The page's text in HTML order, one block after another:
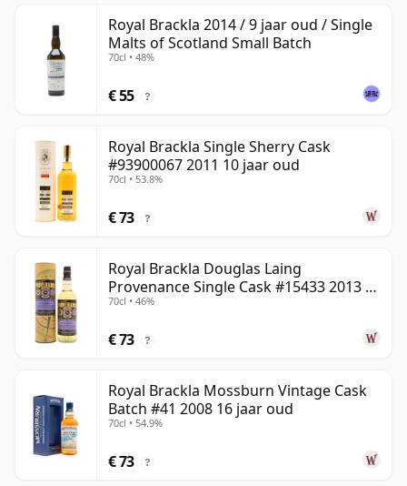
Royal Brackla 2014 / 9 jaar oud / Single
Malts of Scotland Small Batch
70cl • 48%
€ 55 ?
Royal Brackla Single Sherry Cask
#93900067 2011 10 jaar oud
70cl • 53.8%
€ 73 ?
Royal Brackla Douglas Laing
Provenance Single Cask #15433 2013 8
jaar oud
70cl • 46%
€ 73 ?
Royal Brackla Mossburn Vintage Cask
Batch #41 2008 16 jaar oud
70cl • 54.9%
€ 73 ?